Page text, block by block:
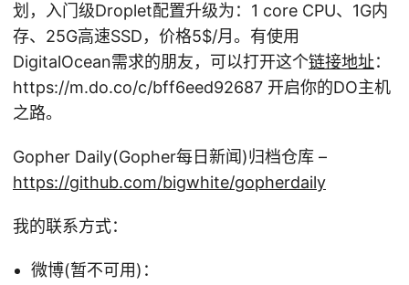
划，入门级Droplet配置升级为：1 core CPU、1G内
存、25G高速SSD，价格5$/月。有使用
DigitalOcean需求的朋友，可以打开这个链接地址：
https://m.do.co/c/bff6eed92687 开启你的DO主机
之路。
Gopher Daily(Gopher每日新闻)归档仓库 –
https://github.com/bigwhite/gopherdaily
我的联系方式：
微博(暂不可用)：